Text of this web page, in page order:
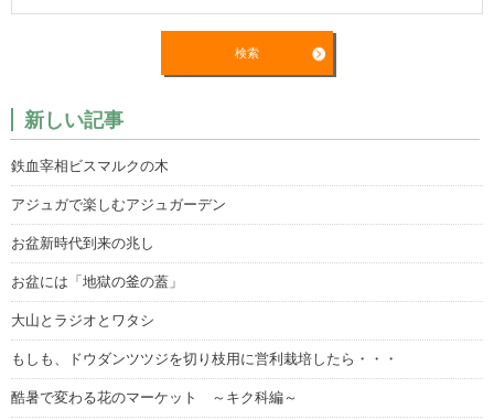
新しい記事
鉄血宰相ビスマルクの木
アジュガで楽しむアジュガーデン
お盆新時代到来の兆し
お盆には「地獄の釜の蓋」
大山とラジオとワタシ
もしも、ドウダンツツジを切り枝用に営利栽培したら・・・
酷暑で変わる花のマーケット ～キク科編～